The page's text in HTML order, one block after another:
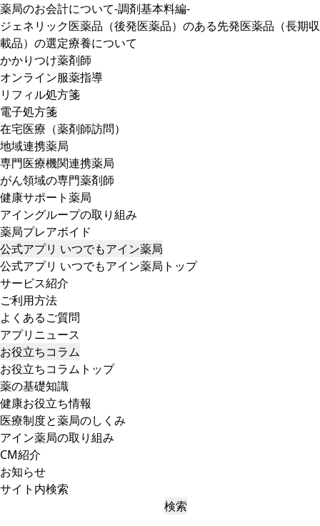
薬局のお会計について-調剤基本料編-
ジェネリック医薬品（後発医薬品）のある先発医薬品（長期収
載品）の選定療養について
かかりつけ薬剤師
オンライン服薬指導
リフィル処方箋
電子処方箋
在宅医療（薬剤師訪問）
地域連携薬局
専門医療機関連携薬局
がん領域の専門薬剤師
健康サポート薬局
アイングループの取り組み
薬局プレアボイド
公式アプリ いつでもアイン薬局
公式アプリ いつでもアイン薬局トップ
サービス紹介
ご利用方法
よくあるご質問
アプリニュース
お役立ちコラム
お役立ちコラムトップ
薬の基礎知識
健康お役立ち情報
医療制度と薬局のしくみ
アイン薬局の取り組み
CM紹介
お知らせ
サイト内検索
検索